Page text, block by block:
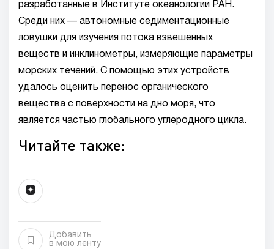
разработанные в Институте океанологии РАН.
Среди них — автономные седиментационные
ловушки для изучения потока взвешенных
веществ и инклинометры, измеряющие параметры
морских течений. С помощью этих устройств
удалось оценить перенос органического
вещества с поверхности на дно моря, что
является частью глобального углеродного цикла.
Читайте также:
Добавить
в мою ленту